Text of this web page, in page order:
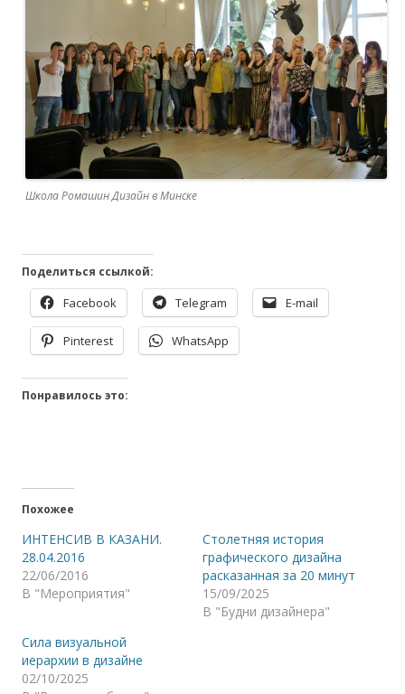
Школа Ромашин Дизайн в Минске
Поделиться ссылкой:
Facebook Telegram E-mail
Pinterest WhatsApp
Понравилось это:
Похожее
ИНТЕНСИВ В КАЗАНИ.
28.04.2016
22/06/2016
В "Мероприятия"
Столетняя история
графического дизайна
расказанная за 20 минут
15/09/2025
В "Будни дизайнера"
Сила визуальной
иерархии в дизайне
02/10/2025